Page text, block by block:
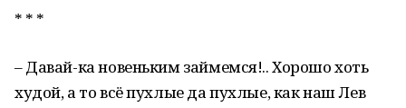
* * *
– Давай-ка новеньким займемся!.. Хорошо хоть
худой, а то всё пухлые да пухлые, как наш Лев